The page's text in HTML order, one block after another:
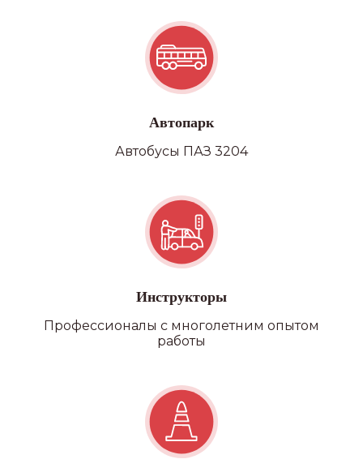
Автопарк
Автобусы ПАЗ 3204
Инструкторы
Профессионалы с многолетним опытом
работы